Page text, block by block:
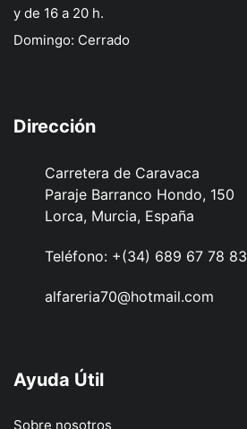
y de 16 a 20 h.
Domingo: Cerrado
Dirección
Carretera de Caravaca
Paraje Barranco Hondo, 150
Lorca, Murcia, España
Teléfono: +(34) 689 67 78 83
alfareria70@hotmail.com
Ayuda Útil
Sobre nosotros